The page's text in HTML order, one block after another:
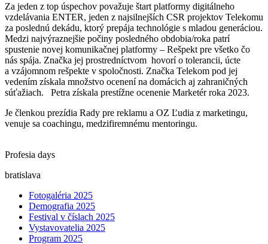
Za jeden z top úspechov považuje štart platformy digitálneho
vzdelávania ENTER, jeden z najsilnejších CSR projektov Telekomu
za poslednú dekádu, ktorý prepája technológie s mladou generáciou.
Medzi najvýraznejšie počiny posledného obdobia/roka patrí
spustenie novej komunikačnej platformy – Rešpekt pre všetko čo
nás spája. Značka jej prostredníctvom hovorí o tolerancii, úcte
a vzájomnom rešpekte v spoločnosti. Značka Telekom pod jej
vedením získala množstvo ocenení na domácich aj zahraničných
súťažiach. Petra získala prestížne ocenenie Marketér roka 2023.
Je členkou prezídia Rady pre reklamu a OZ Ľudia z marketingu,
venuje sa coachingu, medzifiremnému mentoringu.
Profesia days
bratislava
Fotogaléria 2025
Demografia 2025
Festival v číslach 2025
Vystavovatelia 2025
Program 2025